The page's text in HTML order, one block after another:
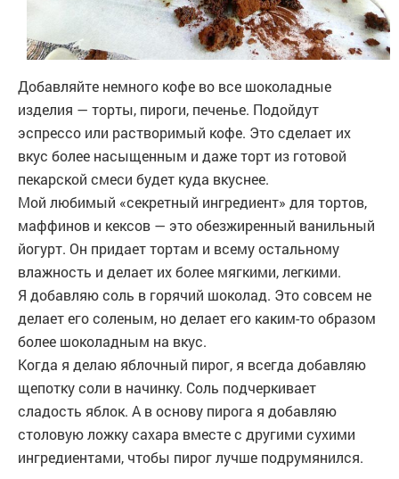
Добавляйте немного кофе во все шоколадные
изделия — торты, пироги, печенье. Подойдут
эспрессо или растворимый кофе. Это сделает их
вкус более насыщенным и даже торт из готовой
пекарской смеси будет куда вкуснее.
Мой любимый «секретный ингредиент» для тортов,
маффинов и кексов — это обезжиренный ванильный
йогурт. Он придает тортам и всему остальному
влажность и делает их более мягкими, легкими.
Я добавляю соль в горячий шоколад. Это совсем не
делает его соленым, но делает его каким-то образом
более шоколадным на вкус.
Когда я делаю яблочный пирог, я всегда добавляю
щепотку соли в начинку. Соль подчеркивает
сладость яблок. А в основу пирога я добавляю
столовую ложку сахара вместе с другими сухими
ингредиентами, чтобы пирог лучше подрумянился.